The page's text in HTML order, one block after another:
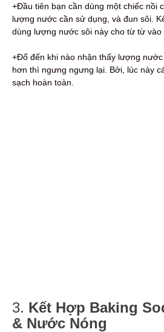
+Đầu tiên bạn cần dùng một chiếc nồi
lượng nước cần sử dụng, và đun sôi.
dùng lượng nước sôi này cho từ từ
+Đổ đến khi nào nhận thấy lượng
hơn thì ngưng ngưng lại. Bởi, lúc này
sạch hoàn toàn.
3. Kết Hợp Baking
& Nước Nóng